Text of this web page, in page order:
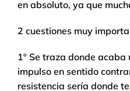
en absoluto, ya que
2 cuestiones muy
1º Se traza donde
impulso en sentido
resistencia sería donde